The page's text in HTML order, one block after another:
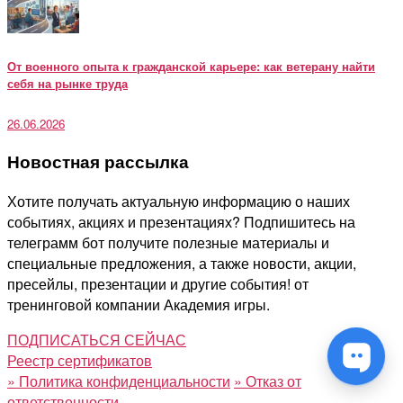
От военного опыта к гражданской карьере: как ветерану найти
себя на рынке труда
26.06.2026
Новостная рассылка
Хотите получать актуальную информацию о наших
событиях, акциях и презентациях? Подпишитесь на
телеграмм бот получите полезные материалы и
специальные предложения, а также новости, акции,
пресейлы, презентации и другие события! от
тренинговой компании Академия игры.
ПОДПИСАТЬСЯ СЕЙЧАС
Реестр сертификатов
» Политика конфиденциальности » Отказ от